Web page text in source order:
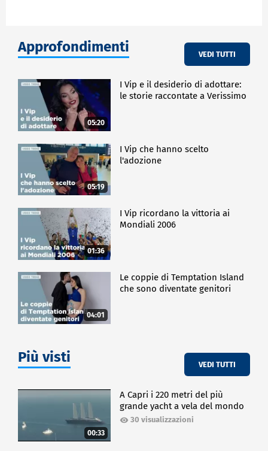
Approfondimenti VEDI TUTTI
05:20
I Vip e il desiderio di adottare:
le storie raccontate a Verissimo
05:19
I Vip che hanno scelto
l'adozione
01:36
I Vip ricordano la vittoria ai
Mondiali 2006
04:01
Le coppie di Temptation Island
che sono diventate genitori
Più visti VEDI TUTTI
00:33
A Capri i 220 metri del più
grande yacht a vela del mondo
30 visualizzazioni